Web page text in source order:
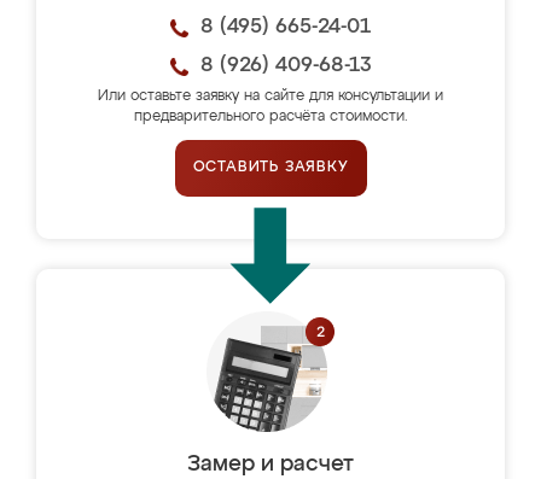
8 (495) 665-24-01
8 (926) 409-68-13
Или оставьте заявку на сайте для консультации и
предварительного расчёта стоимости.
ОСТАВИТЬ ЗАЯВКУ
Замер и расчет